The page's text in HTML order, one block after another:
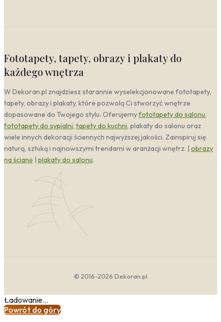
Fototapety, tapety, obrazy i plakaty do
każdego wnętrza
W Dekoran.pl znajdziesz starannie wyselekcjonowane fototapety,
tapety, obrazy i plakaty, które pozwolą Ci stworzyć wnętrze
dopasowane do Twojego stylu. Oferujemyfototapety do salonu,
fototapety do sypialni, tapety do kuchni, plakaty do salonu oraz
wiele innych dekoracji ściennych najwyższej jakości. Zainspiruj się
naturą, sztuką i najnowszymi trendami w aranżacji wnętrz. | obrazy
na ścianę
plakaty do salonu.
© 2016-2026 Dekoran.pl
Ładowanie...
Powrót do góry